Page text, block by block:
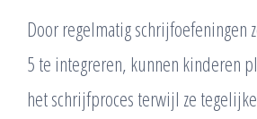
Door regelmatig schrijfoefeningen
5 te integreren, kunnen kinderen
het schrijfproces terwijl ze